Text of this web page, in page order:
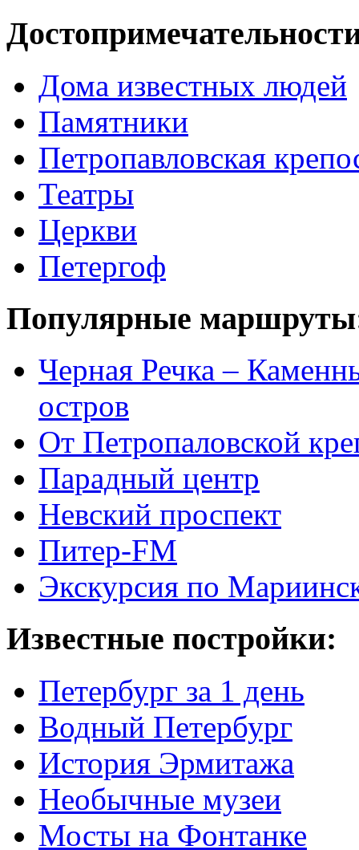
Дома известных людей
Памятники
Петропавловская
Театры
Церкви
Петергоф
Популярные
Черная Речка –
остров
От Петропаловской
Парадный центр
Невский проспект
Питер-FM
Экскурсия по
Известные постройки:
Петербург за 1 день
Водный Петербург
История Эрмитажа
Необычные музеи
Мосты на Фонтанке